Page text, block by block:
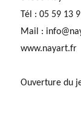
Tél : 05 59 13
Mail :
www.nayart.fr
Ouverture du